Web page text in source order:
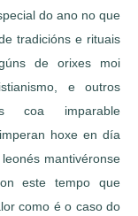
do ano no que
tradicións e rituais
de orixes moi
e outros
coa imparable
hoxe en día
mantivéronse
este tempo que
como é o caso do